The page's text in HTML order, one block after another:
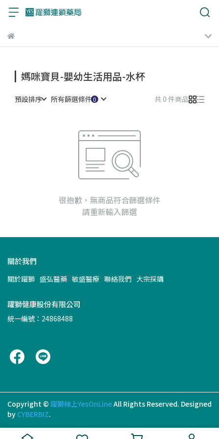
媽咪寶貝-嬰幼生活用品-水杯
預設排序 所有篩選條件 共 0 件商品
很抱歉，無商品符合篩選條件
請重新輸入篩選
關於我們
關於躍獅 盛弘醫藥 敏盛醫療 聯絡我們 大宗採購
躍獅健康股份有限公司
統一編號：24868488
Copyright © 躍獅線上YesOnLineAll Rights Reserved. Designed
by CYBERBIZ.